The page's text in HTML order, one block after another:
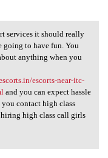
services it should really
going to have fun. You
anything when you
escorts-near-itc-
and you can expect hassle
contact high class
hiring high class call girls